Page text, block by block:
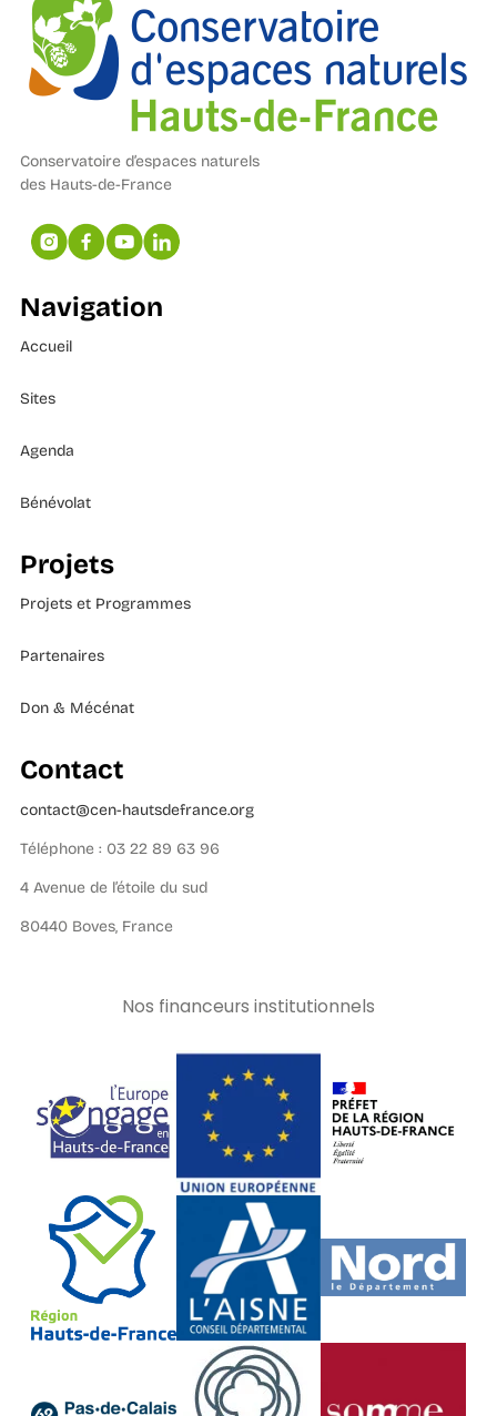
Conservatoire d’espaces naturels
des Hauts-de-France
Navigation
Accueil
Sites
Agenda
Bénévolat
Projets
Projets et Programmes
Partenaires
Don & Mécénat
Contact
contact@cen-hautsdefrance.org
Téléphone : 03 22 89 63 96
4 Avenue de l’étoile du sud
80440 Boves, France
Nos financeurs institutionnels